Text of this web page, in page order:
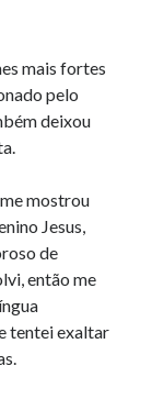
mais fortes
pelo
deixou
mostrou
Jesus,
de
então me
tentei exaltar